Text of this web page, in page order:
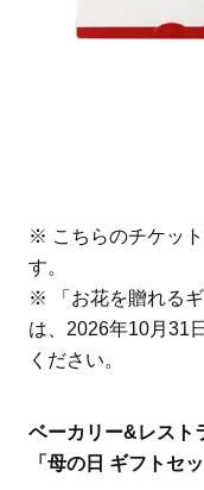
※ こちらのチケッ
す。
※ 「お花を贈れる
は、2026年10月31
ください。
ベーカリー&レスト
「母の日 ギフトセ